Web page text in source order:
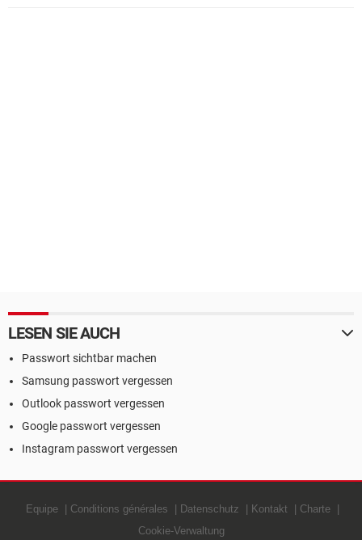
LESEN SIE AUCH
Passwort sichtbar machen
Samsung passwort vergessen
Outlook passwort vergessen
Google passwort vergessen
Instagram passwort vergessen
Equipe Conditions générales Datenschutz Kontakt
Charte
Cookie-Verwaltung